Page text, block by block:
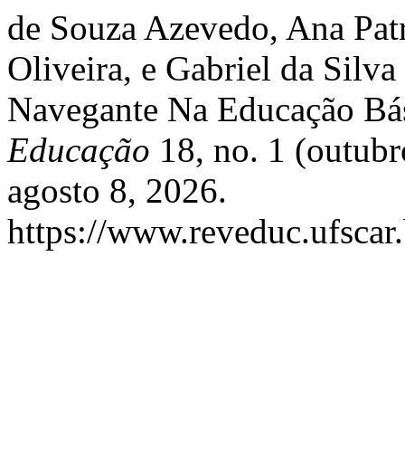
de Souza Azevedo, Ana
Oliveira, e Gabriel da Silva
Navegante Na Educação
Educação 18, no. 1
agosto 8, 2026.
https://